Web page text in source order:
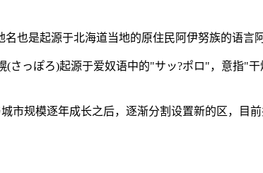
也是起源于北海道当地的原住民阿伊努族的语言
さっぽろ)起源于爱奴语中的"サッ?ポロ"，意指"
市规模逐年成长之后，逐渐分割设置新的区，目